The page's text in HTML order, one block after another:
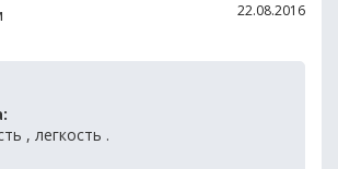
22.08.2016
, легкость .